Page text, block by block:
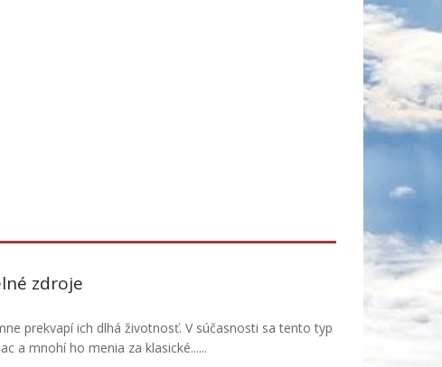
zdroje
prekvapí ich dlhá životnosť. V súčasnosti sa tento typ
a mnohí ho menia za klasické......